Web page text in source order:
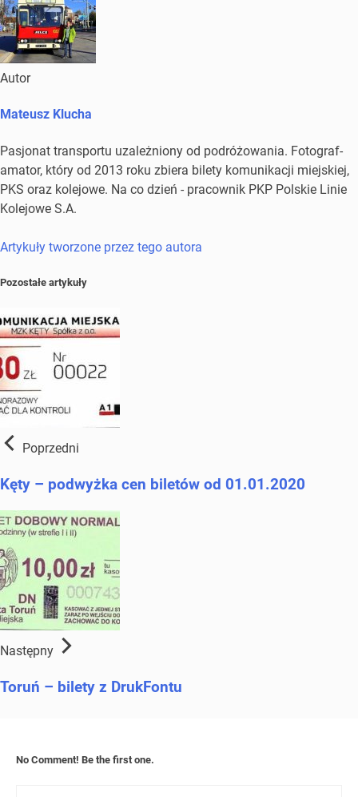
Autor
Mateusz Klucha
Pasjonat transportu uzależniony od podróżowania. Fotograf-
amator, który od 2013 roku zbiera bilety komunikacji miejskiej,
PKS oraz kolejowe. Na co dzień - pracownik PKP Polskie Linie
Kolejowe S.A.
Artykuły tworzone przez tego autora
Pozostałe artykuły
Poprzedni
Kęty – podwyżka cen biletów od 01.01.2020
Następny
Toruń – bilety z DrukFontu
No Comment! Be the first one.